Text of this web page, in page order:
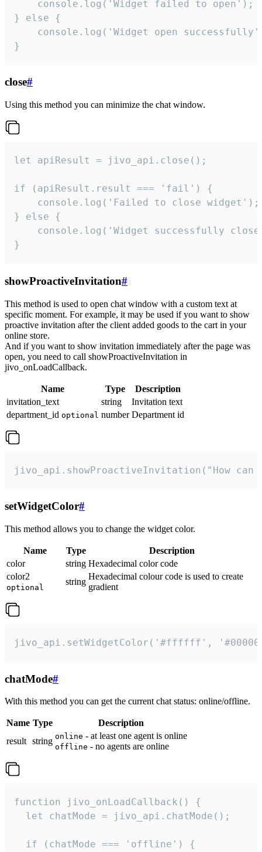
    console.log('Widget failed to open');
} else {
console.log('Widget open
}
close#
Using this method you can minimize the chat window.
let apiResult = jivo_api.close();
if (apiResult.result === 'fail') {
    console.log('Failed to close widget');
} else {
console.log('Widget successfully
}
showProactiveInvitation#
This method is used to open chat window with a custom text at
specific moment. For example, it may be used if you want to show
proactive invitation after the client added goods to the cart in your
online store.
And if you want to show invitation immediately after the page was
open, you need to call showProactiveInvitation in
jivo_onLoadCallback.
Name Type
Description
invitation_text
string
Invitation text
department_id optional number Department id
jivo_api.showProactiveInvitation("How
setWidgetColor#
This method allows you to change the widget color.
Name Type
Description
color
string Hexadecimal color code
color2
optional
string
Hexadecimal colour code is used to create
gradient
jivo_api.setWidgetColor('#ffffff',
chatMode#
With this method you can get the current chat status: online/offline.
Name Type
Description
result string online - at least one agent is online
offline - no agents are online
function jivo_onLoadCallback() {
  let chatMode = jivo_api.chatMode();
  if (chatMode === 'offline') {